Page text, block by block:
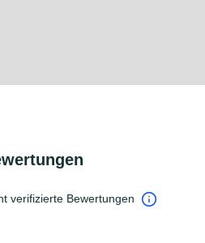
verifizierte Bewertungen